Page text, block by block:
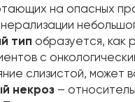
на опасных
тип образуется, как
с
слизистой, может
некроз –